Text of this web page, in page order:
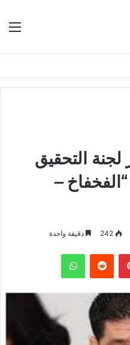
التحقيق
–
242 دقيقة واحدة
بينتيريست واتساب